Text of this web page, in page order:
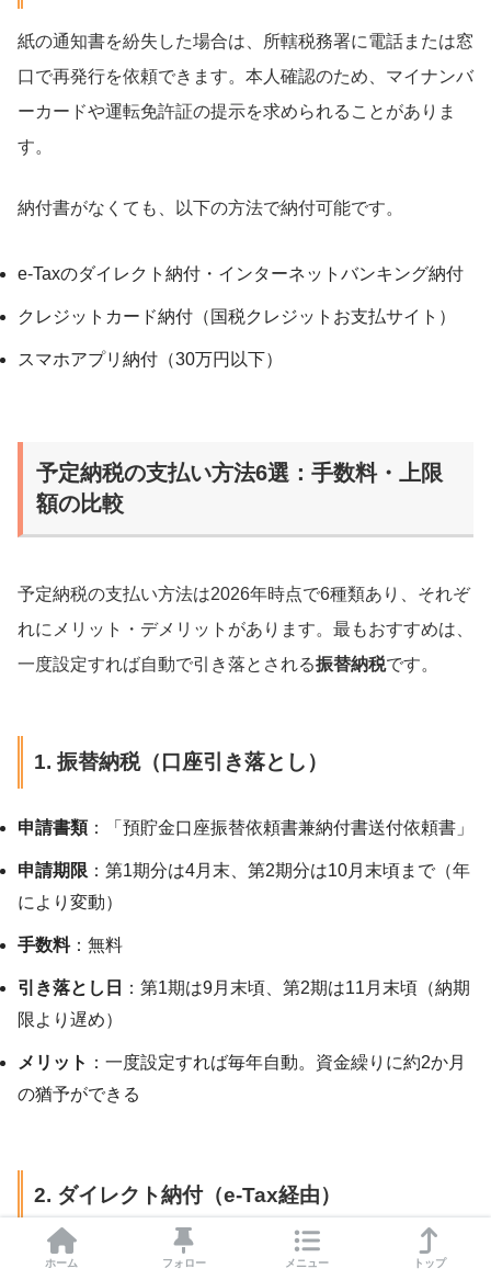
紙の通知書を紛失した場合は、所轄税務署に電話または窓
口で再発行を依頼できます。本人確認のため、マイナンバ
ーカードや運転免許証の提示を求められることがありま
す。
納付書がなくても、以下の方法で納付可能です。
e-Taxのダイレクト納付・インターネットバンキング納付
クレジットカード納付（国税クレジットお支払サイト）
スマホアプリ納付（30万円以下）
予定納税の支払い方法6選：手数料・上限
額の比較
予定納税の支払い方法は2026年時点で6種類あり、それぞ
れにメリット・デメリットがあります。最もおすすめは、
一度設定すれば自動で引き落とされる振替納税です。
1. 振替納税（口座引き落とし）
申請書類：「預貯金口座振替依頼書兼納付書送付依頼書」
申請期限 ：第1期分は4月末、第2期分は10月末頃まで（年
により変動）
手数料：無料
引き落とし日
：第1期は9月末頃、第2期は11月末頃（納期
限より遅め）
メリット ：一度設定すれば毎年自動。資金繰りに約2か月
の猶予ができる
2. ダイレクト納付（e-Tax経由）
e-Taxにログインし、登録済み口座から即時または指定日
ホーム フォロー メニュー トップ